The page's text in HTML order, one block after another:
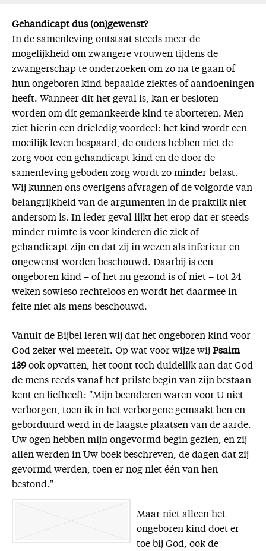
Gehandicapt dus (on)gewenst?
In de samenleving ontstaat steeds meer de
mogelijkheid om zwangere vrouwen tijdens de
zwangerschap te onderzoeken om zo na te gaan of
hun ongeboren kind bepaalde ziektes of aandoeningen
heeft. Wanneer dit het geval is, kan er besloten
worden om dit gemankeerde kind te aborteren. Men
ziet hierin een drieledig voordeel: het kind wordt een
moeilijk leven bespaard, de ouders hebben niet de
zorg voor een gehandicapt kind en de door de
samenleving geboden zorg wordt zo minder belast.
Wij kunnen ons overigens afvragen of de volgorde van
belangrijkheid van de argumenten in de praktijk niet
andersom is. In ieder geval lijkt het erop dat er steeds
minder ruimte is voor kinderen die ziek of
gehandicapt zijn en dat zij in wezen als inferieur en
ongewenst worden beschouwd. Daarbij is een
ongeboren kind – of het nu gezond is of niet – tot 24
weken sowieso rechteloos en wordt het daarmee in
feite niet als mens beschouwd.
Vanuit de Bijbel leren wij dat het ongeboren kind voor
God zeker wel meetelt. Op wat voor wijze wij Psalm
139ook opvatten, het toont toch duidelijk aan dat God
de mens reeds vanaf het prilste begin van zijn bestaan
kent en liefheeft: "Mijn beenderen waren voor U niet
verborgen, toen ik in het verborgene gemaakt ben en
geborduurd werd in de laagste plaatsen van de aarde.
Uw ogen hebben mijn ongevormd begin gezien, en zij
allen werden in Uw boek beschreven, de dagen dat zij
gevormd werden, toen er nog niet één van hen
bestond."
Maar niet alleen het
ongeboren kind doet er
toe bij God, ook de